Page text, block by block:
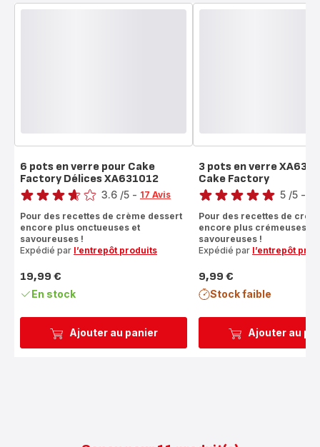
Ajouter au panier
6 pots en verre pour Cake
Factory Délices XA631012
Note
3.6 /5 - 17 Avis
Pour des recettes de crème dessert
encore plus onctueuses et
savoureuses !
Expédié par l’entrepôt produits
Prix
19,99 €
En stock
Ajouter au
3 pots en verre
Cake Factory
Note
5
étoiles
(moyenne)
5 /5 -
Pour des recettes de
encore plus crémeuses et
savoureuses !
Expédié par l’entrepôt
Prix
9,99 €
Stock faible